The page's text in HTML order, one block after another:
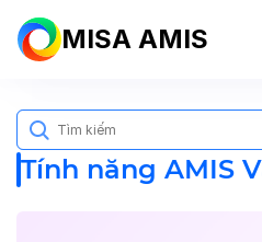
MISA AMIS
Tính năng AMIS
Search
for: